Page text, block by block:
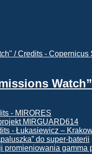
Watch”
MIRGUARD614
do super-baterii